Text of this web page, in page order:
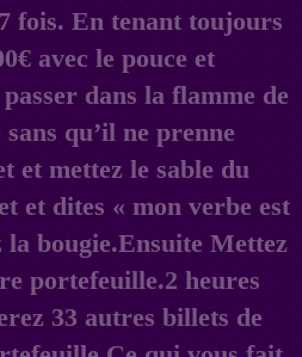
fois. En tenant toujours
avec le pouce et
dans la flamme de
qu’il ne prenne
et mettez le sable du
et dites « mon verbe est
bougie.Ensuite Mettez
portefeuille.2 heures
33 autres billets de